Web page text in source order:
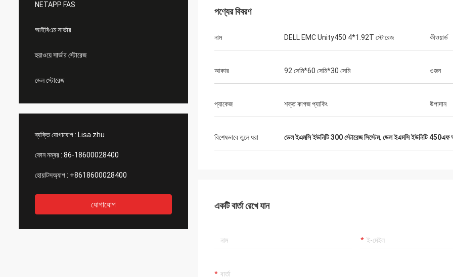
NETAPP FAS
আইবিএম সার্ভার
হুয়াওয়ে সার্ভার স্টোরেজ
ডেল স্টোরেজ
ব্যক্তি যোগাযোগ : Lisa zhu
ফোন নম্বর : 86-18600028400
হোয়াটসঅ্যাপ : +8618600028400
যোগাযোগ
পণ্যের বিবরণ
নাম DELL EMC Unity450 4*1.92T স্টোরেজ কীওয়ার্ড
আকার 92 সেমি*60 সেমি*30 সেমি ওজন
প্যাকেজ শক্ত কাগজ প্যাকিং উপাদান
বিশেষভাবে তুলে ধরা ডেল ইএমসি ইউনিটি 300 স্টোরেজ সিস্টেম, ডেল ইএমসি ইউনিটি 450এফ
একটি বার্তা রেখে যান